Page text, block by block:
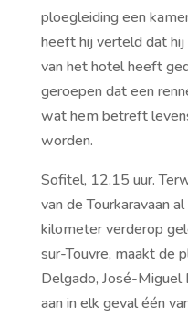
ploegleiding een
heeft hij verteld dat hij
van het hotel heeft
geroepen dat een
wat hem betreft
worden.
Sofitel, 12.15 uur.
van de Tourkaravaan
kilometer verderop
sur-Touvre, maakt de
Delgado, José-Miguel
aan in elk geval één